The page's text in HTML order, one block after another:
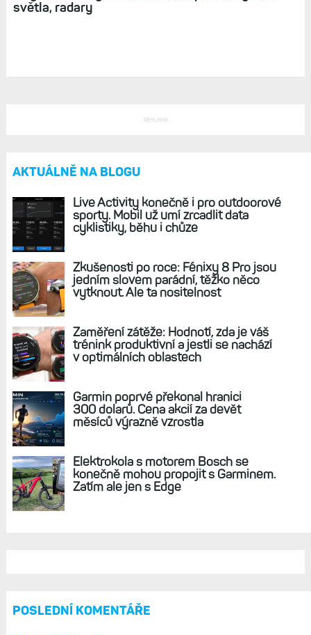
světla, radary
REKLAMA
AKTUÁLNĚ NA BLOGU
Live Activity konečně i pro outdoorové
sporty. Mobil už umí zrcadlit data
cyklistiky, běhu i chůze
Zkušenosti po roce: Fénixy 8 Pro jsou
jedním slovem parádní, těžko něco
vytknout. Ale ta nositelnost
Zaměření zátěže: Hodnotí, zda je váš
trénink produktivní a jestli se nachází
v optimálních oblastech
Garmin poprvé překonal hranici
300 dolarů. Cena akcií za devět
měsíců výrazně vzrostla
Elektrokola s motorem Bosch se
konečně mohou propojit s Garminem.
Zatím ale jen s Edge
POSLEDNÍ KOMENTÁŘE